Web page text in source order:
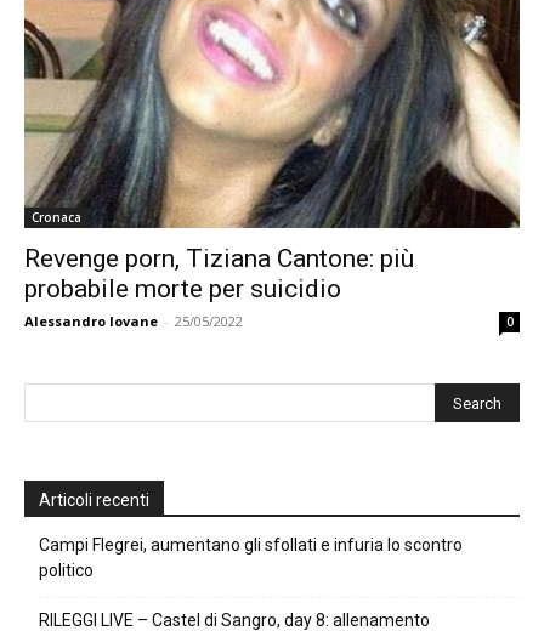
Cronaca
Revenge porn, Tiziana Cantone: più
probabile morte per suicidio
Alessandro Iovane - 25/05/2022 0
Articoli recenti
Campi Flegrei, aumentano gli sfollati e infuria lo scontro
politico
RILEGGI LIVE – Castel di Sangro, day 8: allenamento